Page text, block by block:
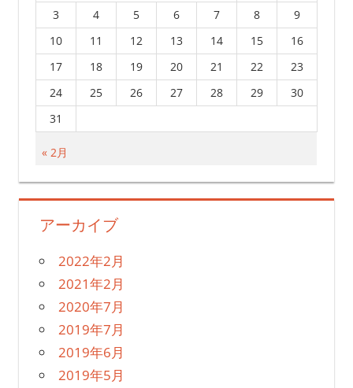
« 2月
3
4 5 6 7 8
9
10
11 12 13 14 15
16
17
18 19 20 21 22
23
24
25 26 27 28 29
30
31
アーカイブ
2022年2月
2021年2月
2020年7月
2019年7月
2019年6月
2019年5月